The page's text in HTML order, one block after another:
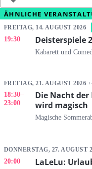
ÄHNLICHE
FREITAG, 14. AUGUST 2026
19:30 Deisterspiele
Kabarett und
FREITAG, 21. AUGUST 2026
18:30–
23:00
Die Nacht der
wird magisch
Magische
DONNERSTAG, 27. AUGUST
20:00 LaLeLu: